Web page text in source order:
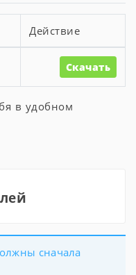
Действие
Скачать
в удобном
сначала